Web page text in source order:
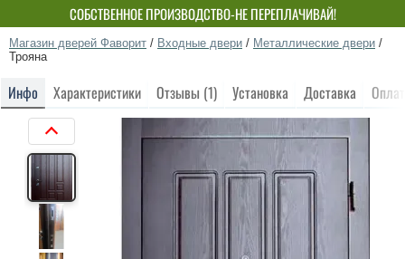
СОБСТВЕННОЕ ПРОИЗВОДСТВО-НЕ ПЕРЕПЛАЧИВАЙ!
Магазин дверей Фаворит / Входные двери / Металлические двери /
Трояна
Инфо Характеристики Отзывы (1) Установка Доставка